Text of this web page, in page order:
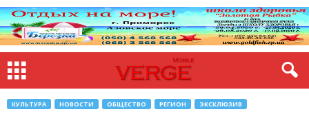
КУЛЬТУРА НОВОСТИ ОБЩЕСТВО РЕГИОН ЭКСКЛЮЗИВ